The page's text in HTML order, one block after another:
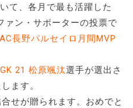
て、各月で最も活躍した
ァン・サポーターの投票で
長野パルセイロ月間MVP
GK 21 松原颯汰選手が選出さ
ます。
せが贈られます。おめでと